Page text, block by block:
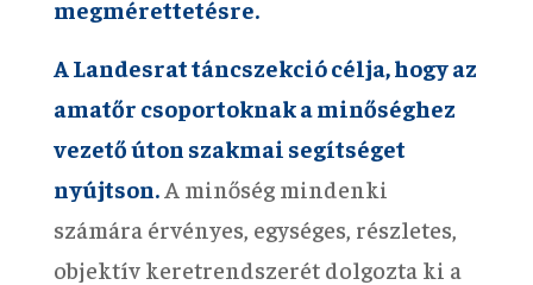
megmérettetésre.
A Landesrat táncszekció célja, hogy az
amatőr csoportoknak a minőséghez
vezető úton szakmai segítséget
nyújtson.A minőség mindenki
számára érvényes, egységes, részletes,
objektív keretrendszerét dolgozta ki a